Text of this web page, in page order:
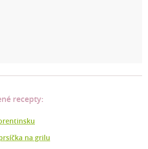
recepty:
na grilu